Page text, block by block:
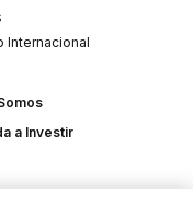
Internacional
a Investir